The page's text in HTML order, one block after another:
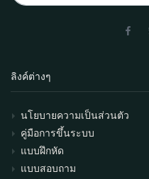
ลิงค์ต่างๆ
นโยบายความเป็นส่วนตัว
คู่มือการขึ้นระบบ
แบบฝึกหัด
แบบสอบถาม